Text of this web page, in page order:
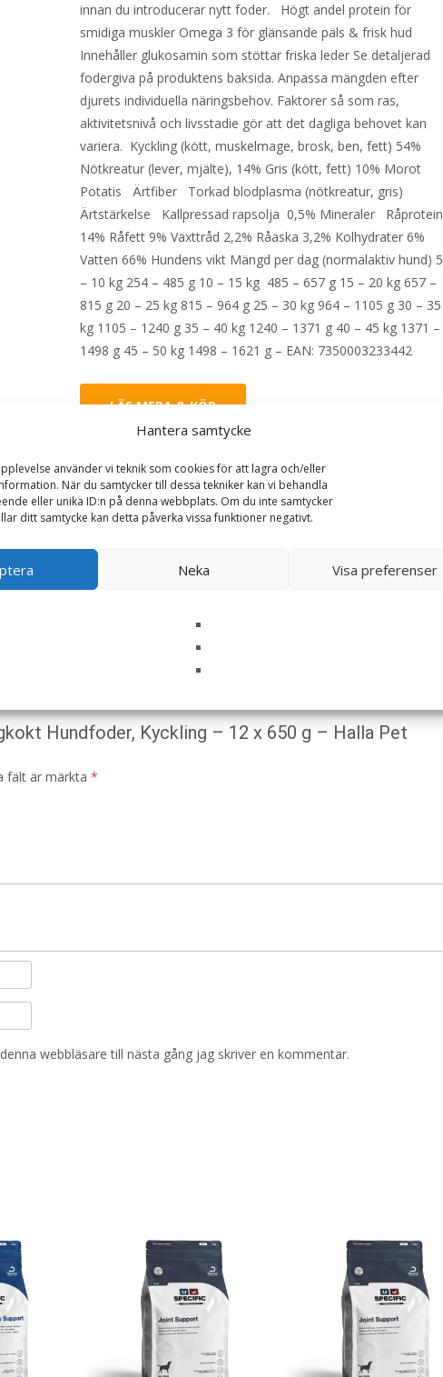
Hantera samtycke
använder vi teknik som cookies för att lagra och/eller
När du samtycker till dessa tekniker kan vi behandla
eller unika ID:n på denna webbplats. Om du inte samtycker
ditt samtycke kan detta påverka vissa funktioner negativt.
Neka Visa preferenser
innan du introducerar nytt foder. Högt andel protein för
smidiga muskler Omega 3 för glänsande päls & frisk hud
Innehåller glukosamin som stöttar friska leder Se detaljerad
fodergiva på produktens baksida. Anpassa mängden efter
djurets individuella näringsbehov. Faktorer så som ras,
aktivitetsnivå och livsstadie gör att det dagliga behovet kan
variera. Kyckling (kött, muskelmage, brosk, ben, fett) 54%
Nötkreatur (lever, mjälte), 14% Gris (kött, fett) 10% Morot
Potatis Ärtfiber Torkad blodplasma (nötkreatur, gris)
Ärtstärkelse Kallpressad rapsolja 0,5% Mineraler Råprotein
14% Råfett 9% Växttråd 2,2% Råaska 3,2% Kolhydrater 6%
Vatten 66% Hundens vikt Mängd per dag (normalaktiv hund) 5
– 10 kg 254 – 485 g 10 – 15 kg 485 – 657 g 15 – 20 kg 657 –
815 g 20 – 25 kg 815 – 964 g 25 – 30 kg 964 – 1105 g 30 – 35
kg 1105 – 1240 g 35 – 40 kg 1240 – 1371 g 40 – 45 kg 1371 –
1498 g 45 – 50 kg 1498 – 1621 g – EAN: 7350003233442
LÄS MERA & KÖP
Artikelnr:26773 Kategorier:Hundmat,Våtfoder
Halla Pet Food
Hundfoder, Kyckling – 12 x 650 g – Halla Pet
fält är märkta *
webbläsare till nästa gång jag skriver en kommentar.